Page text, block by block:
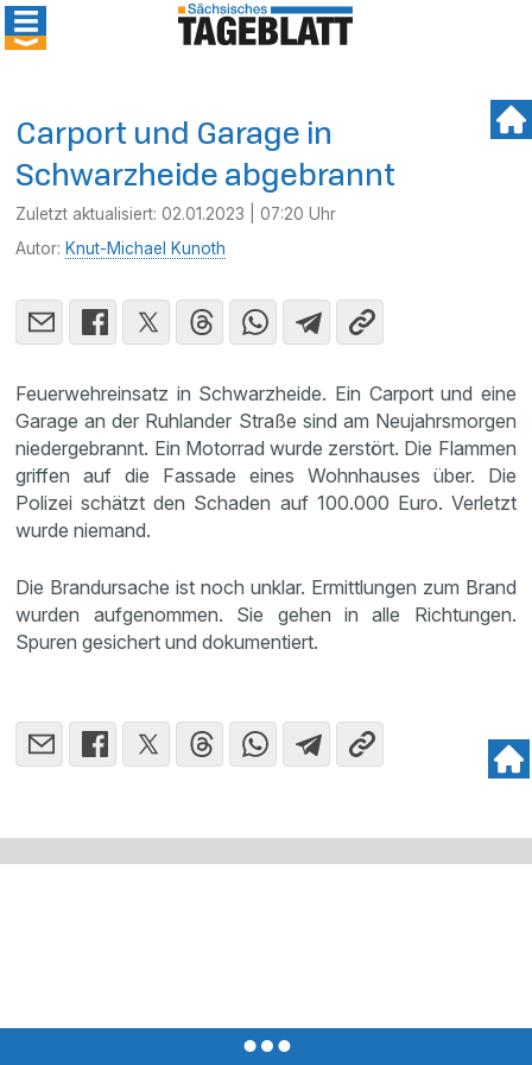
Carport und Garage in
Schwarzheide abgebrannt
Zuletzt aktualisiert:02.01.2023 | 07:20 Uhr
Autor: Knut-Michael Kunoth
Feuerwehreinsatz in Schwarzheide. Ein Carport und eine
Garage an der Ruhlander Straße sind am Neujahrsmorgen
niedergebrannt. Ein Motorrad wurde zerstört. Die Flammen
griffen auf die Fassade eines Wohnhauses über. Die
Polizei schätzt den Schaden auf 100.000 Euro. Verletzt
wurde niemand.
Die Brandursache ist noch unklar. Ermittlungen zum Brand
wurden aufgenommen. Sie gehen in alle Richtungen.
Spuren gesichert und dokumentiert.